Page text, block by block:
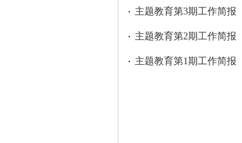
主题教育第3期工作简报
主题教育第2期工作简报
主题教育第1期工作简报